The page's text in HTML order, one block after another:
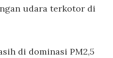
udara terkotor di
di dominasi PM2,5